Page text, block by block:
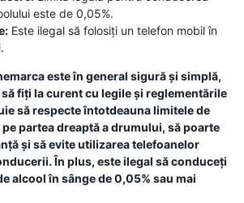
este de 0,05%.
Este ilegal să folosiți un telefon mobil în
este în general sigură și simplă,
fiți la curent cu legile și reglementările
să respecte întotdeauna limitele de
partea dreaptă a drumului, să poarte
și să evite utilizarea telefoanelor
În plus, este ilegal să conduceți
alcool în sânge de 0,05% sau mai